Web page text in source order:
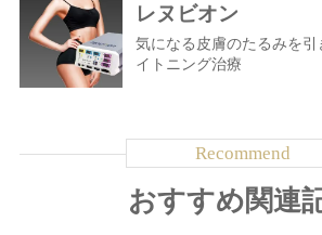
レヌビオン
気になる皮膚のたるみを
イトニング治療
おすすめ関連